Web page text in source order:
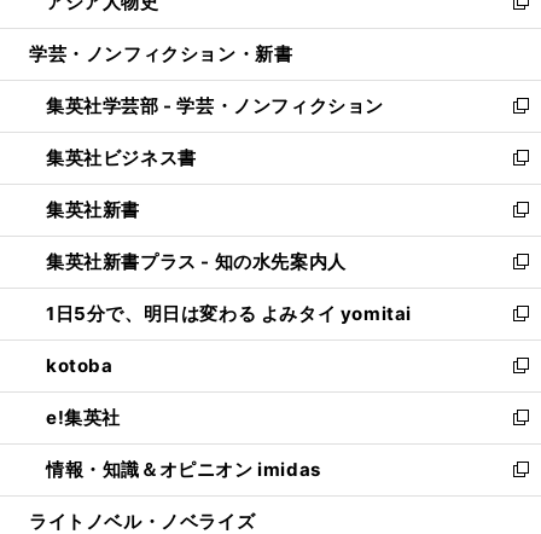
開
ウ
開
く
ィ
ン
ウ
で
開
く
い
ウ
ン
ド
ウ
で
開
く
新
し
ウ
ィ
ン
ド
ウ
で
開
く
学芸・ノンフィクション・新書
集英社学芸部 - 学芸・ノンフィクション
新
し
い
ウ
ィ
ン
ド
ウ
で
開
く
集英社ビジネス書
新
し
い
ウ
ィ
ン
ド
ウ
で
開
く
集英社新書
新
し
い
ウ
ィ
ン
ド
ウ
で
開
く
集英社新書プラス - 知の水先案内人
新
し
い
ウ
ィ
ン
ド
ウ
で
開
1日5分で、明日は変わる よみタイ yomitai
新
し
い
ウ
ィ
ン
ド
ウ
kotoba
新
し
い
ウ
ィ
ン
e!集英社
新
し
い
ウ
情報・知識＆オピニオン imidas
新
し
ライトノベル・ノベライズ